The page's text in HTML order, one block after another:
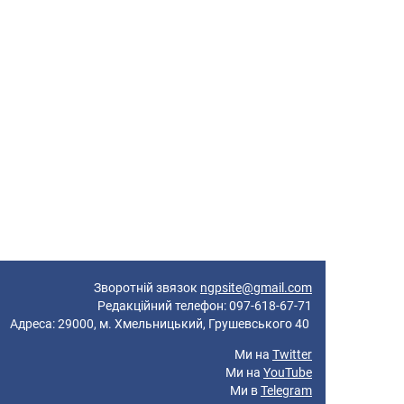
Зворотній звязок ngpsite@gmail.com
Редакційний телефон: 097-618-67-71
29000, м. Хмельницький, Грушевського 40
Ми на Twitter
Ми на YouTube
Ми вTelegram